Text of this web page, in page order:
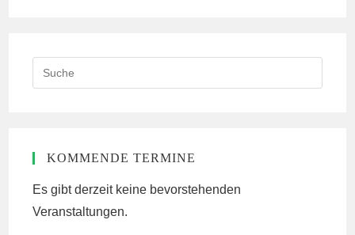
this
KOMMENDE TERMINE
Es gibt derzeit keine bevorstehenden
Veranstaltungen.